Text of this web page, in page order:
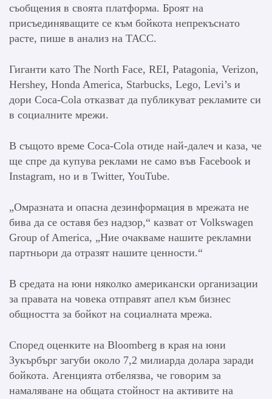
съобщения в своята платформа. Броят на
присъединяващите се към бойкота непрекъснато
расте, пише в анализ на ТАСС.
Гиганти като The North Face, REI, Patagonia, Verizon,
Hershey, Honda America, Starbucks, Lego, Levi’s и
дори Coca-Cola отказват да публикуват рекламите си
в социалните мрежи.
В същото време Coca-Cola отиде най-далеч и каза, че
ще спре да купува реклами не само във Facebook и
Instagram, но и в Twitter, YouTube.
„Омразната и опасна дезинформация в мрежата не
бива да се оставя без надзор,“ казват от Volkswagen
Group of America, „Ние очакваме нашите рекламни
партньори да отразят нашите ценности.“
В средата на юни няколко американски организации
за правата на човека отправят апел към бизнес
общността за бойкот на социалната мрежа.
Според оценките на Bloomberg в края на юни
Зукърбърг загуби около 7,2 милиарда долара заради
бойкота. Агенцията отбелязва, че говорим за
намаляване на общата стойност на активите на